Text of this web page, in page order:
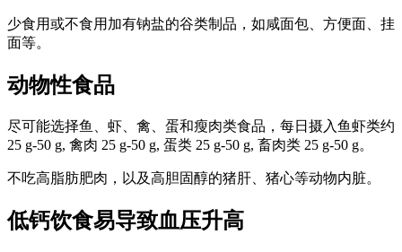
少食用或不食用加有钠盐的谷类制品，如咸面包、方便面、挂
面等。
动物性食品
尽可能选择鱼、虾、禽、蛋和瘦肉类食品，每日摄入鱼虾类约
25 g-50 g, 禽肉 25 g-50 g, 蛋类 25 g-50 g, 畜肉类 25 g-50 g。
不吃高脂肪肥肉，以及高胆固醇的猪肝、猪心等动物内脏。
低钙饮食易导致血压升高